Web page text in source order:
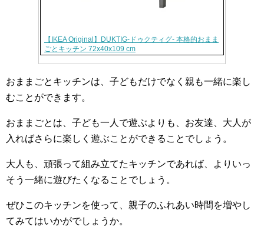
【IKEA Original】DUKTIG-ドゥクティグ- 本格的おまま
ごとキッチン 72x40x109 cm
おままごとキッチンは、子どもだけでなく親も一緒に楽し
むことができます。
おままごとは、子ども一人で遊ぶよりも、お友達、大人が
入ればさらに楽しく遊ぶことができることでしょう。
大人も、頑張って組み立てたキッチンであれば、よりいっ
そう一緒に遊びたくなることでしょう。
ぜひこのキッチンを使って、親子のふれあい時間を増やし
てみてはいかがでしょうか。